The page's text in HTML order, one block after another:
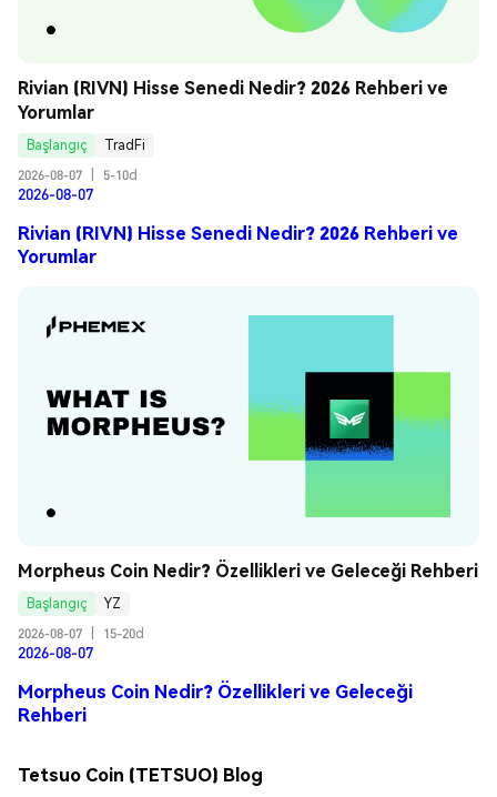
Rivian (RIVN) Hisse Senedi Nedir? 2026 Rehberi ve
Yorumlar
Başlangıç
TradFi
2026-08-07
5-10d
2026-08-07
Rivian (RIVN) Hisse Senedi Nedir? 2026 Rehberi ve
Yorumlar
Morpheus Coin Nedir? Özellikleri ve Geleceği Rehberi
Başlangıç
YZ
2026-08-07
15-20d
2026-08-07
Morpheus Coin Nedir? Özellikleri ve Geleceği
Rehberi
Tetsuo Coin (TETSUO) Blog